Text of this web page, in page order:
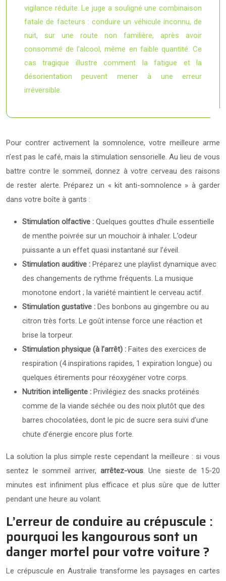
vigilance réduite. Le juge a souligné une combinaison
fatale de facteurs : conduire un véhicule inconnu, de
nuit, sur une route non familière, après avoir
consommé de l’alcool, même en faible quantité. Ce
cas tragique illustre comment la fatigue et la
désorientation peuvent mener à une erreur
irréversible.
Pour contrer activement la somnolence, votre meilleure arme
n’est pas le café, mais la stimulation sensorielle. Au lieu de vous
battre contre le sommeil, donnez à votre cerveau des raisons
de rester alerte. Préparez un « kit anti-somnolence » à garder
dans votre boîte à gants :
Stimulation olfactive : Quelques gouttes d’huile essentielle
de menthe poivrée sur un mouchoir à inhaler. L’odeur
puissante a un effet quasi instantané sur l’éveil.
Stimulation auditive : Préparez une playlist dynamique avec
des changements de rythme fréquents. La musique
monotone endort ; la variété maintient le cerveau actif.
Stimulation gustative : Des bonbons au gingembre ou au
citron très forts. Le goût intense force une réaction et
brise la torpeur.
Stimulation physique (à l’arrêt) : Faites des exercices de
respiration (4 inspirations rapides, 1 expiration longue) ou
quelques étirements pour réoxygéner votre corps.
Nutrition intelligente : Privilégiez des snacks protéinés
comme de la viande séchée ou des noix plutôt que des
barres chocolatées, dont le pic de sucre sera suivi d’une
chute d’énergie encore plus forte.
La solution la plus simple reste cependant la meilleure : si vous
sentez le sommeil arriver, arrêtez-vous. Une sieste de 15-20
minutes est infiniment plus efficace et plus sûre que de lutter
pendant une heure au volant.
L’erreur de conduire au crépuscule :
pourquoi les kangourous sont un
danger mortel pour votre voiture ?
Le crépuscule en Australie transforme les paysages en cartes